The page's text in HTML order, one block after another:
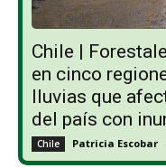
Chile |
en cinco
lluvias que
del país con
Chile Patricia Escobar -